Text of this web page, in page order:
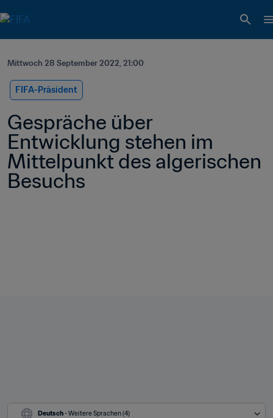
Mittwoch 28 September 2022, 21:00
FIFA-Präsident
Gespräche über
Entwicklung stehen im
Mittelpunkt des algerischen
Besuchs
Deutsch - Weitere Sprachen (4)